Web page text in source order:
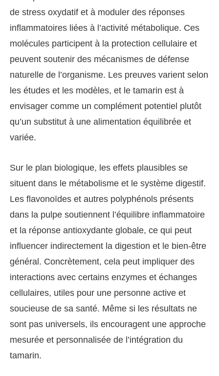
de stress oxydatif et à moduler des réponses
inflammatoires liées à l’activité métabolique. Ces
molécules participent à la protection cellulaire et
peuvent soutenir des mécanismes de défense
naturelle de l’organisme. Les preuves varient selon
les études et les modèles, et le tamarin est à
envisager comme un complément potentiel plutôt
qu’un substitut à une alimentation équilibrée et
variée.
Sur le plan biologique, les effets plausibles se
situent dans le métabolisme et le système digestif.
Les flavonoïdes et autres polyphénols présents
dans la pulpe soutiennent l’équilibre inflammatoire
et la réponse antioxydante globale, ce qui peut
influencer indirectement la digestion et le bien-être
général. Concrètement, cela peut impliquer des
interactions avec certains enzymes et échanges
cellulaires, utiles pour une personne active et
soucieuse de sa santé. Même si les résultats ne
sont pas universels, ils encouragent une approche
mesurée et personnalisée de l’intégration du
tamarin.